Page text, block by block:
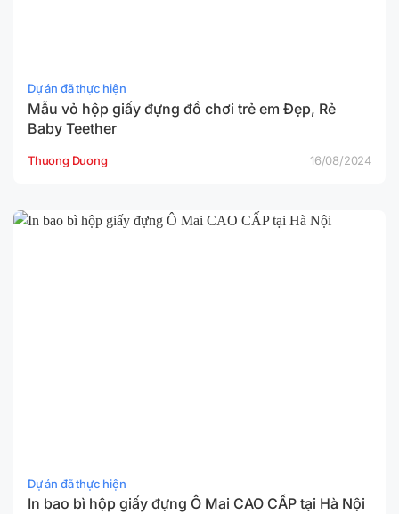
Dự án đã thực hiện
Mẫu vỏ hộp giấy đựng đồ chơi trẻ em Đẹp, Rẻ
Baby Teether
Thuong Duong 16/08/2024
Dự án đã thực hiện
In bao bì hộp giấy đựng Ô Mai CAO CẤP tại Hà Nội